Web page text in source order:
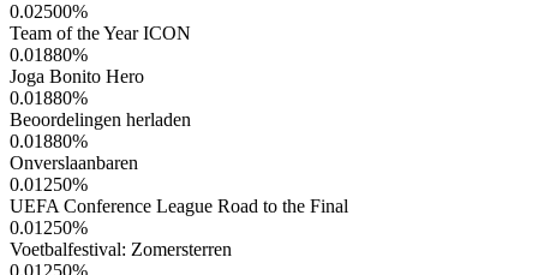
0.02500%
Team of the Year ICON
0.01880%
Joga Bonito Hero
0.01880%
Beoordelingen herladen
0.01880%
Onverslaanbaren
0.01250%
UEFA Conference League Road to the Final
0.01250%
Voetbalfestival: Zomersterren
0.01250%